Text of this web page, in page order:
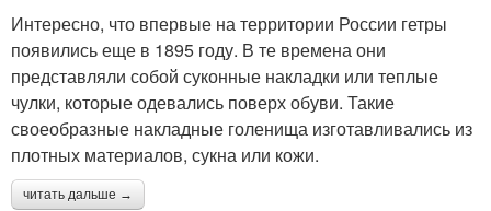
Интересно, что впервые на территории России гетры
появились еще в 1895 году. В те времена они
представляли собой суконные накладки или теплые
чулки, которые одевались поверх обуви. Такие
своеобразные накладные голенища изготавливались из
плотных материалов, сукна или кожи.
читать дальше →